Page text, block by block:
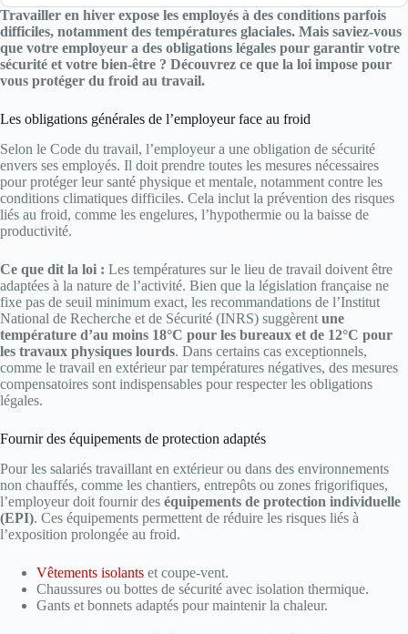
Travailler en hiver expose les employés à des conditions parfois
difficiles, notamment des températures glaciales. Mais saviez-vous
que votre employeur a des obligations légales pour garantir votre
sécurité et votre bien-être ? Découvrez ce que la loi impose pour
vous protéger du froid au travail.
Les obligations générales de l’employeur face au froid
Selon le Code du travail, l’employeur a une obligation de sécurité
envers ses employés. Il doit prendre toutes les mesures nécessaires
pour protéger leur santé physique et mentale, notamment contre les
conditions climatiques difficiles. Cela inclut la prévention des risques
liés au froid, comme les engelures, l’hypothermie ou la baisse de
productivité.
Ce que dit la loi : Les températures sur le lieu de travail doivent être
adaptées à la nature de l’activité. Bien que la législation française ne
fixe pas de seuil minimum exact, les recommandations de l’Institut
National de Recherche et de Sécurité (INRS) suggèrent une
température d’au moins 18°C pour les bureaux et de 12°C pour
les travaux physiques lourds. Dans certains cas exceptionnels,
comme le travail en extérieur par températures négatives, des mesures
compensatoires sont indispensables pour respecter les obligations
légales.
Fournir des équipements de protection adaptés
Pour les salariés travaillant en extérieur ou dans des environnements
non chauffés, comme les chantiers, entrepôts ou zones frigorifiques,
l’employeur doit fournir des équipements de protection individuelle
(EPI). Ces équipements permettent de réduire les risques liés à
l’exposition prolongée au froid.
Vêtements isolants et coupe-vent.
Chaussures ou bottes de sécurité avec isolation thermique.
Gants et bonnets adaptés pour maintenir la chaleur.